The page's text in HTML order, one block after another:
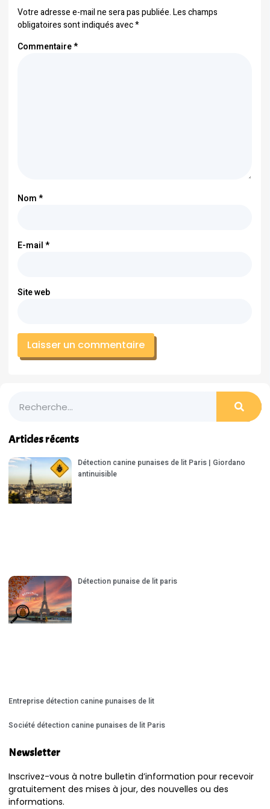
Votre adresse e-mail ne sera pas publiée.Les champs
obligatoires sont indiqués avec*
Commentaire*
Nom*
E-mail*
Site web
Articles récents
Détection canine punaises de lit Paris | Giordano
antinuisible
Détection punaise de lit paris
Entreprise détection canine punaises de lit
Société détection canine punaises de lit Paris
Newsletter
Inscrivez-vous à notre bulletin d’information pour recevoir
gratuitement des mises à jour, des nouvelles ou des
informations.